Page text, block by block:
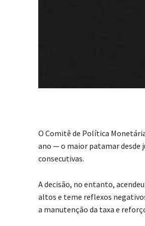
O Comitê de Política
ano — o maior patamar desde
consecutivas.
A decisão, no entanto,
altos e teme reflexos
a manutenção da taxa e